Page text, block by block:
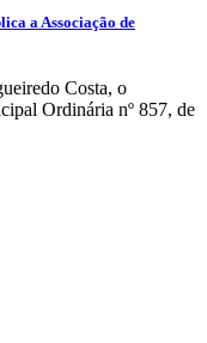
a Associação de
Costa, o
Ordinária nº 857, de